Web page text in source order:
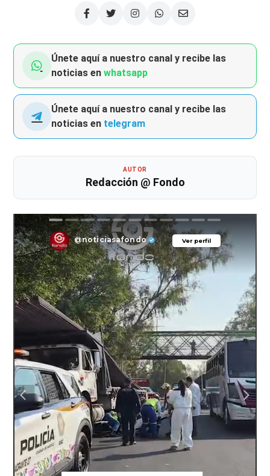
Únete aquí a nuestro canal y recibe las
noticias enwhatsapp
Únete aquí a nuestro canal y recibe las
noticias en telegram
AUTOR
Redacción @ Fondo
Ver perfil
@noticiasafondo Ver perfil